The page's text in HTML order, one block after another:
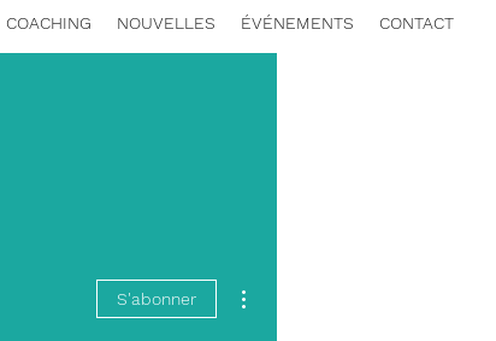
COACHING NOUVELLES ÉVÉNEMENTS CONTACT
S'abonner